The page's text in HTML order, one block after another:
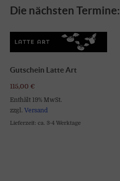
Die nächsten Termine:
Gutschein Latte Art
115,00 €
Enthält 19% MwSt.
zzgl. Versand
Lieferzeit: ca. 3-4 Werktage